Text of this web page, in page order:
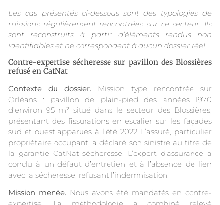
Les cas présentés ci-dessous sont des typologies de
missions régulièrement rencontrées sur ce secteur. Ils
sont reconstruits à partir d’éléments rendus non
identifiables et ne correspondent à aucun dossier réel.
Contre-expertise sécheresse sur pavillon des Blossières
refusé en CatNat
Contexte du dossier. Mission type rencontrée sur
Orléans : pavillon de plain-pied des années 1970
d’environ 95 m² situé dans le secteur des Blossières,
présentant des fissurations en escalier sur les façades
sud et ouest apparues à l’été 2022. L’assuré, particulier
propriétaire occupant, a déclaré son sinistre au titre de
la garantie CatNat sécheresse. L’expert d’assurance a
conclu à un défaut d’entretien et à l’absence de lien
avec la sécheresse, refusant l’indemnisation.
Mission menée. Nous avons été mandatés en contre-